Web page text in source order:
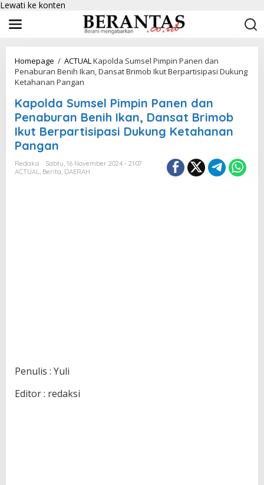
Lewati ke konten
Homepage / ACTUALKapolda Sumsel Pimpin Panen dan
Penaburan Benih Ikan, Dansat Brimob Ikut Berpartisipasi Dukung
Ketahanan Pangan
Kapolda Sumsel Pimpin Panen dan
Penaburan Benih Ikan, Dansat Brimob
Ikut Berpartisipasi Dukung Ketahanan
Pangan
Redaksi
Sabtu, 16 November 2024 - 21:07
ACTUAL, Berita, DAERAH
Penulis : Yuli
Editor : redaksi